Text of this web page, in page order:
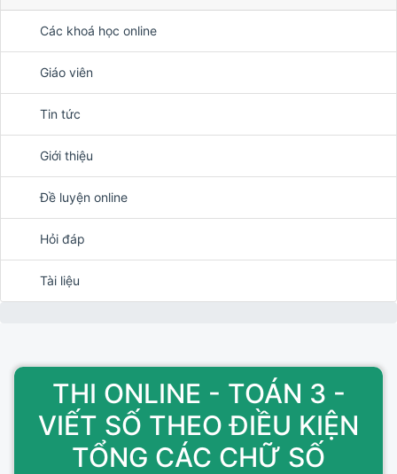
Các khoá học online
Giáo viên
Tin tức
Giới thiệu
Đề luyện online
Hỏi đáp
Tài liệu
THI ONLINE - TOÁN 3 -
VIẾT SỐ THEO ĐIỀU KIỆN
TỔNG CÁC CHỮ SỐ